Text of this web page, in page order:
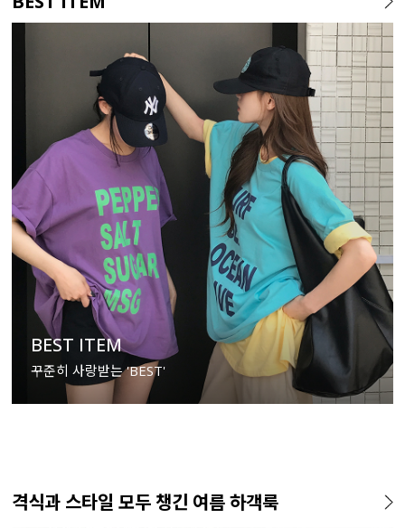
BEST ITEM
꾸준히 사랑받는 'BEST'
격식과 스타일 모두 챙긴 여름 하객룩